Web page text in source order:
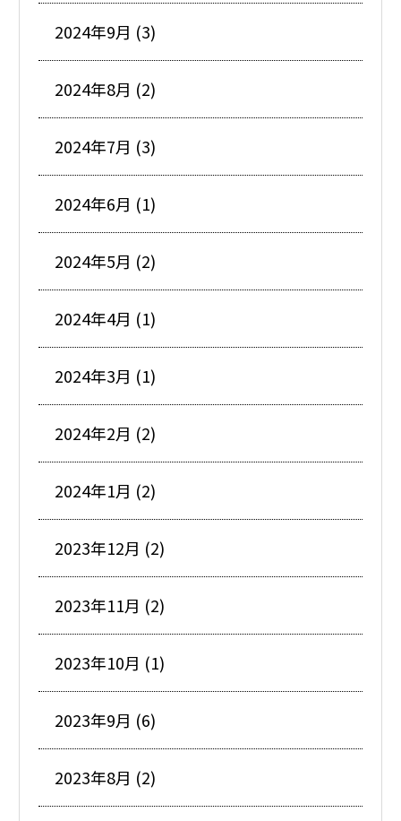
2024年9月 (3)
2024年8月 (2)
2024年7月 (3)
2024年6月 (1)
2024年5月 (2)
2024年4月 (1)
2024年3月 (1)
2024年2月 (2)
2024年1月 (2)
2023年12月 (2)
2023年11月 (2)
2023年10月 (1)
2023年9月 (6)
2023年8月 (2)